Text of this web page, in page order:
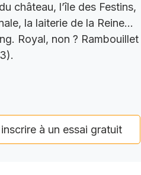
château, l’île des Festins,
la laiterie de la Reine…
Royal, non ? Rambouillet
à un essai gratuit